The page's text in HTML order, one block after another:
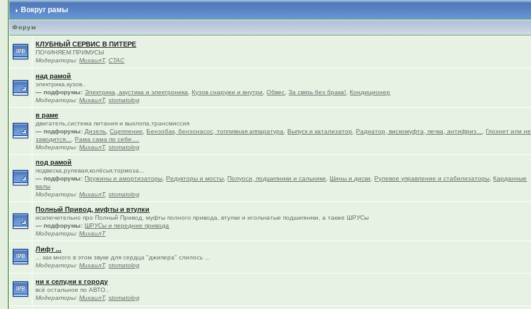
Вокруг рамы
Форум
КЛУБНЫЙ СЕРВИС В ПИТЕРЕ
ПОЧИНЯЕМ ПРИМУСЫ
Модераторы:МихаилТ,CTAC
над рамой
электрика,кузов..
— подфорумы: Электрика, акустика и электроника ,Кузов снаружи и внутри ,Обвес ,За связь без брака! ,Кондиционер
Модераторы:МихаилТ,stomatolog
в раме
двигатель,система питания и выхлопа,трансмиссия
— подфорумы: Дизель ,Сцепление ,Бензобак, бензонасос, топливная аппаратура ,Выпуск и катализатор ,Радиатор, вискомуфта, печка, антифриз... ,Глохнет или не
заводится...
,Рама сама по себе....
Модераторы:МихаилТ,stomatolog
под рамой
подвеска,рулевая,колёсья,тормоза...
— подфорумы: Пружины и амортизаторы ,Редукторы и мосты ,Полуоси, подшипники и сальники ,Шины и диски ,Рулевое управление и стабилизаторы ,Карданные
валы
Модераторы:МихаилТ,stomatolog
Полный Привод, муфты и втулки
исключительно про Полный Привод, муфты полного привода, втулки и игольчатые подшипники, а также ШРУСы
— подфорумы: ШРУСы и передние привода
Модераторы:МихаилТ
Лифт ...
... как много в этом звуке для сердца "джипера" слилось ...
Модераторы:МихаилТ,stomatolog
ни к селу,ни к городу
всё остальное по АВТО..
Модераторы:МихаилТ,stomatolog